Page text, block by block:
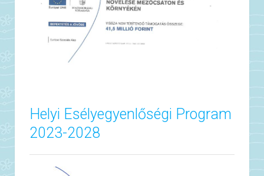
Helyi Esélyegyenlőségi Program
2023-2028